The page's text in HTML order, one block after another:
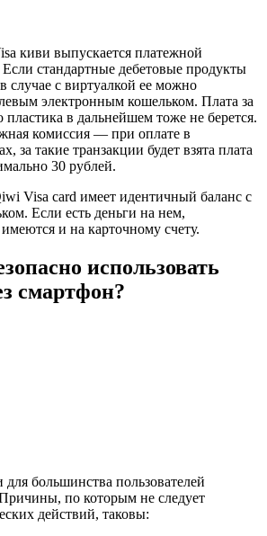
киви выпускается платежной
стандартные дебетовые продукты
случае с виртуалкой ее можно
электронным кошельком. Плата за
пластика в дальнейшем тоже не берется.
комиссия — при оплате в
за такие транзакции будет взята плата
30 рублей.
Visa card имеет идентичный баланс с
Если есть деньги на нем,
и на карточному счету.
использовать
смартфон?
для большинства пользователей
по которым не следует
действий, таковы: